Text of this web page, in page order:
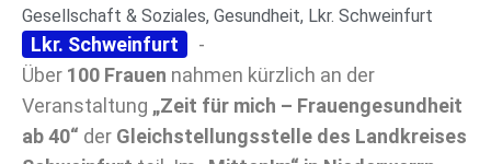
Gesellschaft & Soziales, Gesundheit, Lkr. Schweinfurt
Lkr. Schweinfurt
-
Über 100 Frauen nahmen kürzlich an der
Veranstaltung „Zeit für mich – Frauengesundheit
ab 40“ der Gleichstellungsstelle des Landkreises